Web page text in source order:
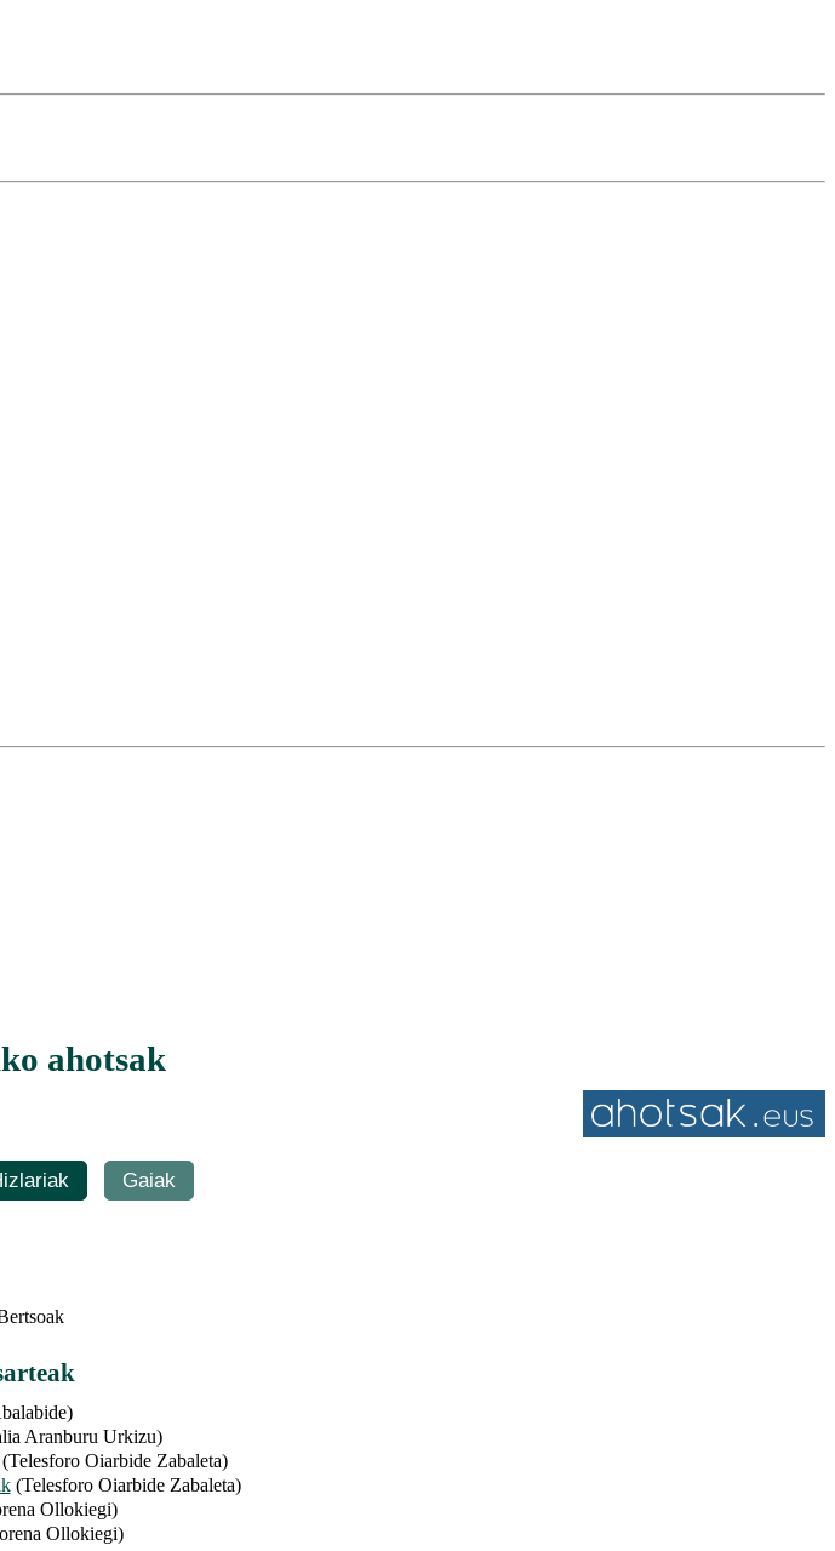
ahotsak
Gaiak
Aranburu Urkizu)
(Telesforo Oiarbide Zabaleta)
(Telesforo Oiarbide Zabaleta)
Ollokiegi)
Ollokiegi)